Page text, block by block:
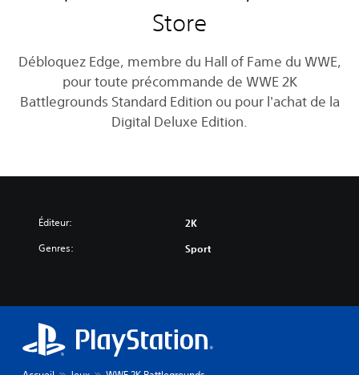
Store
Débloquez Edge, membre du Hall of Fame du WWE,
pour toute précommande de WWE 2K
Battlegrounds Standard Edition ou pour l'achat de la
Digital Deluxe Edition.
Éditeur: 2K
Genres: Sport